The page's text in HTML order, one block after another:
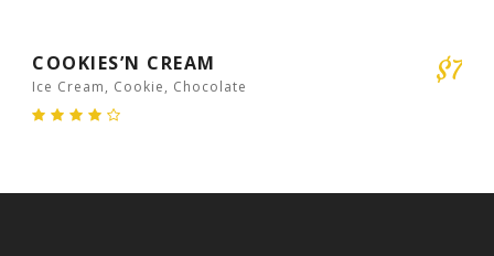
COOKIES’N CREAM
Ice Cream, Cookie, Chocolate $7